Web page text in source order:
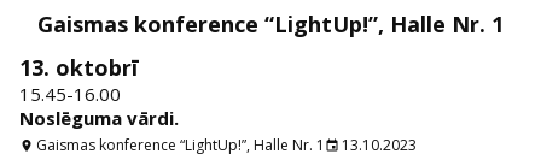
Gaismas konference “LightUp!”, Halle Nr. 1
13. oktobrī
15.45-16.00
Noslēguma vārdi.
location_on Gaismas konference “LightUp!”, Halle Nr. 1 event 13.10.2023